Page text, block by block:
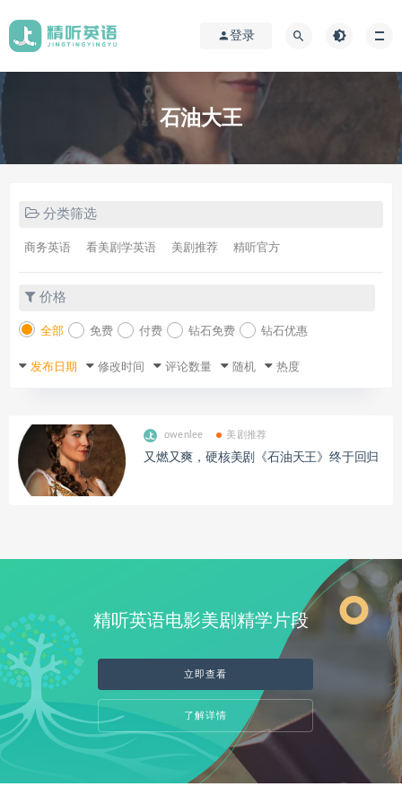
登录
石油大王
分类筛选
商务英语 看美剧学英语 美剧推荐 精听官方
价格
全部 免费 付费 钻石免费 钻石优惠
发布日期 修改时间 评论数量 随机 热度
owenlee 美剧推荐
又燃又爽，硬核美剧《石油天王》终于回归
精听英语电影美剧精学片段
立即查看
了解详情